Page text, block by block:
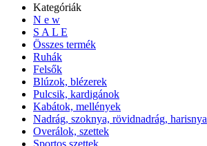
Kategóriák
N e w
S A L E
Összes termék
Ruhák
Felsők
Blúzok, blézerek
Pulcsik, kardigánok
Kabátok, mellények
Nadrág, szoknya, rövidnadrág, harisnya
Overálok, szettek
Sportos szettek